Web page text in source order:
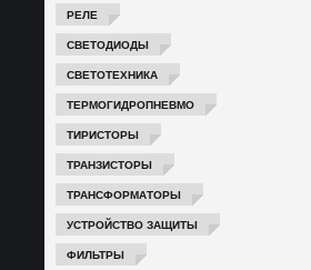
РЕЛЕ
СВЕТОДИОДЫ
СВЕТОТЕХНИКА
ТЕРМОГИДРОПНЕВМО
ТИРИСТОРЫ
ТРАНЗИСТОРЫ
ТРАНСФОРМАТОРЫ
УСТРОЙСТВО ЗАЩИТЫ
ФИЛЬТРЫ